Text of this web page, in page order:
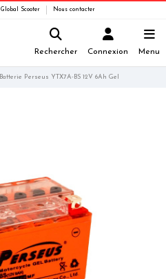
Scooter Nous contacter
Rechercher Connexion Menu
Batterie Perseus YTX7A-BS 12V 6Ah Gel